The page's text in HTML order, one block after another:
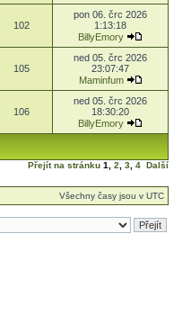
102
pon 06. črc 2026
1:13:18
BillyEmory
105
ned 05. črc 2026
23:07:47
Maminfum
106
ned 05. črc 2026
18:30:20
BillyEmory
Přejít na stránku 1 2 3 4 Další
Všechny časy jsou v UTC